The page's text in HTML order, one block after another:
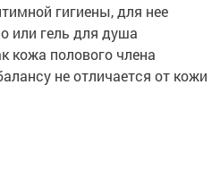
гигиены, для нее
или гель для душа
кожа полового члена
не отличается от кожи